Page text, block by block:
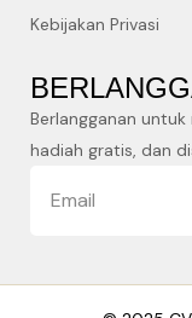
Kebijakan Privasi
Berlangganan
hadiah gratis, dan